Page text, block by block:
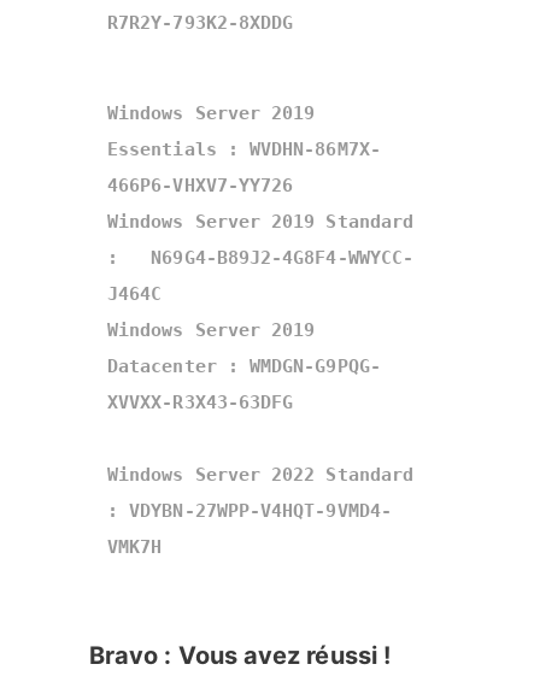
R7R2Y-793K2-8XDDG
Windows Server 2019
Essentials : WVDHN-86M7X-
466P6-VHXV7-YY726
Windows Server 2019 Standard
:   N69G4-B89J2-4G8F4-WWYCC-
J464C
Windows Server 2019
Datacenter : WMDGN-G9PQG-
XVVXX-R3X43-63DFG
Windows Server 2022 Standard
: VDYBN-27WPP-V4HQT-9VMD4-
VMK7H
Bravo : Vous avez réussi !